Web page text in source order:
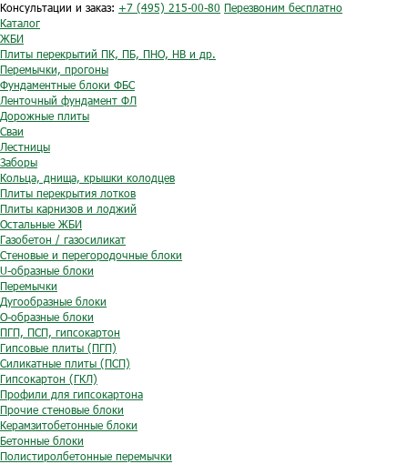
Консультации и заказ: +7 (495) 215-00-80 Перезвоним бесплатно
Каталог
ЖБИ
Плиты перекрытий ПК, ПБ, ПНО, НВ и др.
Перемычки, прогоны
Фундаментные блоки ФБС
Ленточный фундамент ФЛ
Дорожные плиты
Сваи
Лестницы
Заборы
Кольца, днища, крышки колодцев
Плиты перекрытия лотков
Плиты карнизов и лоджий
Остальные ЖБИ
Газобетон / газосиликат
Стеновые и перегородочные блоки
U-образные блоки
Перемычки
Дугообразные блоки
O-образные блоки
ПГП, ПСП, гипсокартон
Гипсовые плиты (ПГП)
Силикатные плиты (ПСП)
Гипсокартон (ГКЛ)
Профили для гипсокартона
Прочие стеновые блоки
Керамзитобетонные блоки
Бетонные блоки
Полистиролбетонные перемычки